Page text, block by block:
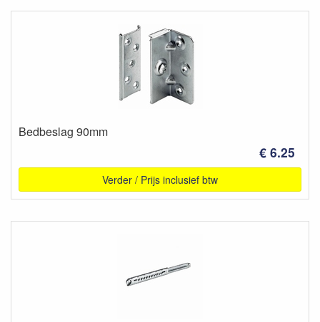
Bedbeslag 90mm
€ 6.25
Verder / Prijs inclusief btw